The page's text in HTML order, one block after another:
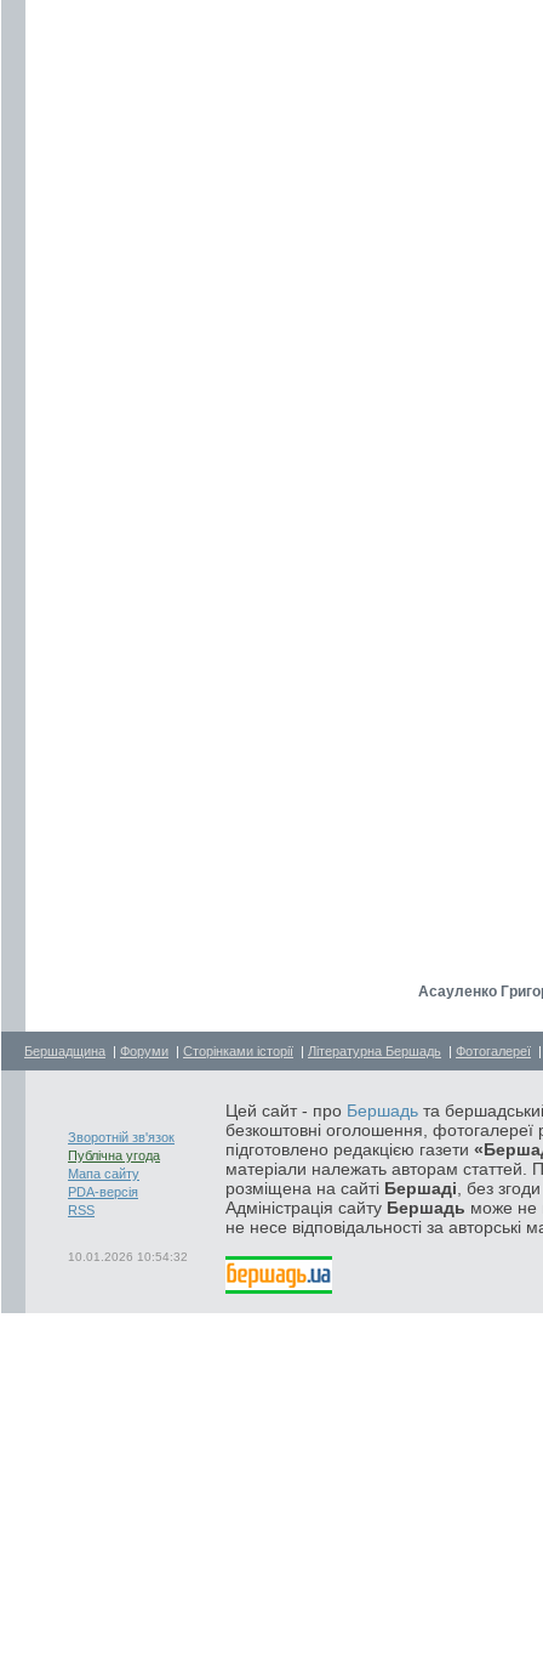
Асауленко
Бершадщина | Форуми | Сторінками історії | Літературна Бершадь | Фотогалереї
Зворотній зв'язок
Публічна угода
Мапа сайту
PDA-версія
RSS
10.01.2026 10:54:32
Цей сайт - про Бершадь та
безкоштовні оголошення, фотогалереї
підготовлено редакцією газети
матеріали належать авторам статтей.
розміщена на сайті Бершаді , без
Адміністрація сайту Бершадь може не
не несе відповідальності за авторські